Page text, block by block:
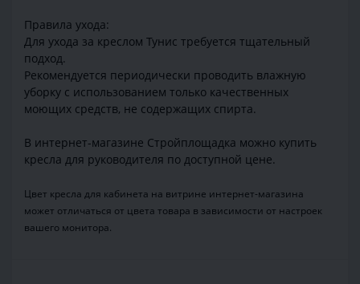
Правила ухода:
Для ухода за креслом Тунис требуется тщательный
подход.
Рекомендуется периодически проводить влажную
уборку с использованием только качественных
моющих средств, не содержащих спирта.
В интернет-магазине Стройплощадка можно купить
кресла для руководителя по доступной цене.
Цвет кресла для кабинета на витрине интернет-магазина
может отличаться от цвета товара в зависимости от настроек
вашего монитора.